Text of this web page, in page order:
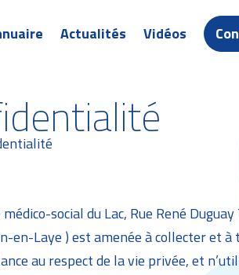
Actualités Vidéos
social du Lac, Rue René
en-Laye ) est amenée à collecter et
au respect de la vie privée, et